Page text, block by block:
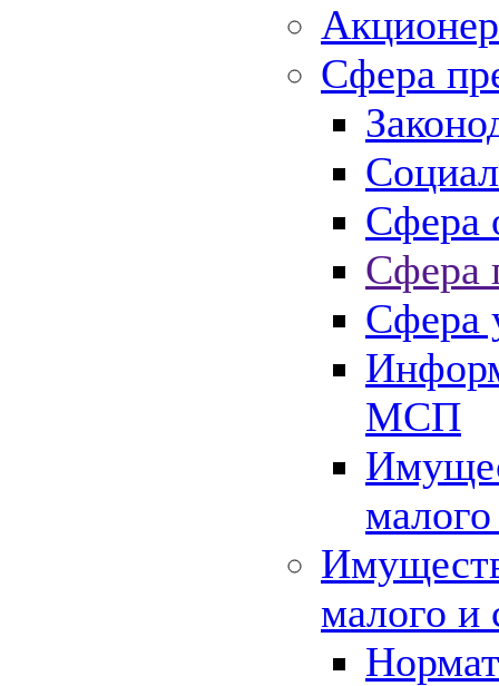
Сфера
Сфера
Сфера
Сфера
МСП
малого и